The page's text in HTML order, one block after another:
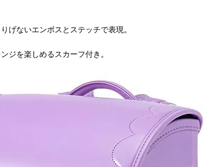
げないエンボスとステッチで表現。
ジを楽しめるスカーフ付き。